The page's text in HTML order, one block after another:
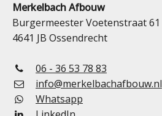
Merkelbach Afbouw
Burgermeester Voetenstraat 61
4641 JB Ossendrecht
06 - 36 53 78 83
info@merkelbachafbouw.nl
Whatsapp